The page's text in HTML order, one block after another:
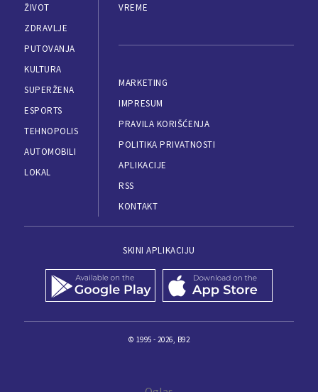
ŽIVOT
ZDRAVLJE
PUTOVANJA
KULTURA
SUPERŽENA
ESPORTS
TEHNOPOLIS
AUTOMOBILI
LOKAL
VREME
MARKETING
IMPRESUM
PRAVILA KORIŠĆENJA
POLITIKA PRIVATNOSTI
APLIKACIJE
RSS
KONTAKT
SKINI APLIKACIJU
© 1995 - 2026, B92